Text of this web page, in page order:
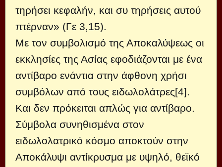
τηρήσει κεφαλήν, και συ τηρήσεις αυτού
πτέρναν» (Γε 3,15).
Με τον συμβολισμό της Αποκαλύψεως οι
εκκλησίες της Ασίας εφοδιάζονται με ένα
αντίβαρο ενάντια στην άφθονη χρήσι
συμβόλων από τους ειδωλολάτρες[4].
Και δεν πρόκειται απλώς για αντίβαρο.
Σύμβολα συνηθισμένα στον
ειδωλολατρικό κόσμο αποκτούν στην
Αποκάλυψι αντίκρυσμα με υψηλό, θεϊκό